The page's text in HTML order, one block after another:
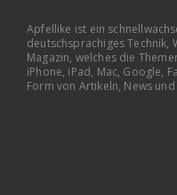
Apfellike ist ein
deutschsprachiges Technik,
Magazin, welches die
iPhone, iPad, Mac, Google,
Form von Artikeln, News